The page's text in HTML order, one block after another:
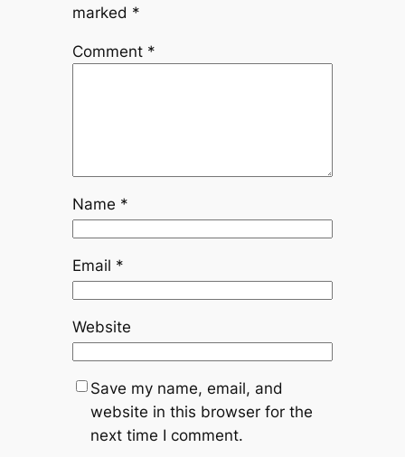
marked *
Comment *
Name *
Email *
Website
Save my name, email, and
website in this browser for the
next time I comment.